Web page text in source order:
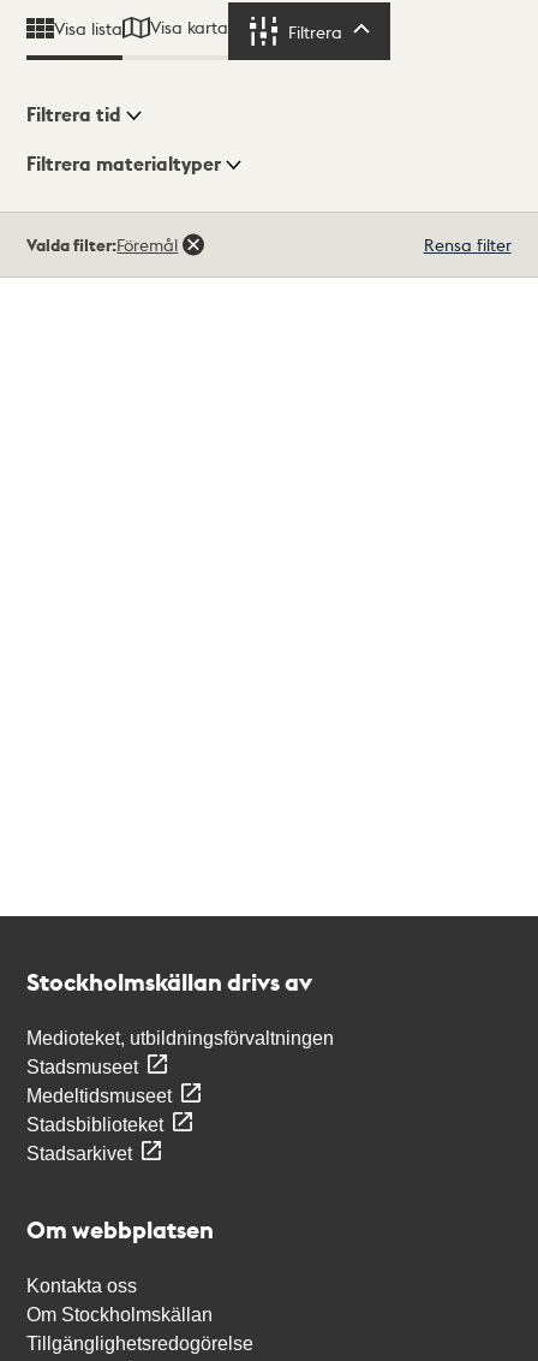
Visa lista Visa karta Filtrera
Visningsläge
Filtrera tid
Filtrera materialtyper
träffar
Valda filter:Föremål Rensa filter
Stockholmskällan drivs av
Medioteket, utbildningsförvaltningen
Stadsmuseet
Medeltidsmuseet
Stadsbiblioteket
Stadsarkivet
Om webbplatsen
Kontakta oss
Om Stockholmskällan
Tillgänglighetsredogörelse